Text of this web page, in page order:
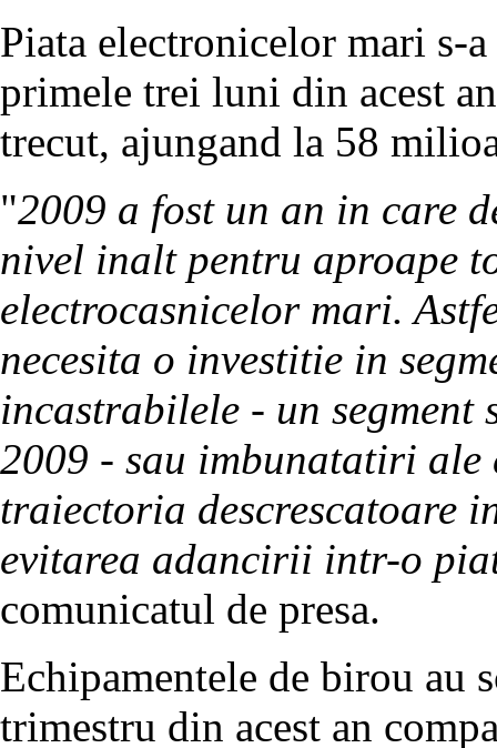
Piata electronicelor mari s-
primele trei luni din acest
trecut, ajungand la 58
"2009 a fost un an in care
nivel inalt pentru aproape
electrocasnicelor mari.
necesita o investitie in
incastrabilele - un
2009 - sau imbunatatiri
traiectoria descrescatoare
evitarea adancirii intr-o
comunicatul de presa.
Echipamentele de birou au
trimestru din acest an